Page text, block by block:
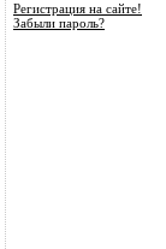
Регистрация на сайте!
Забыли пароль?